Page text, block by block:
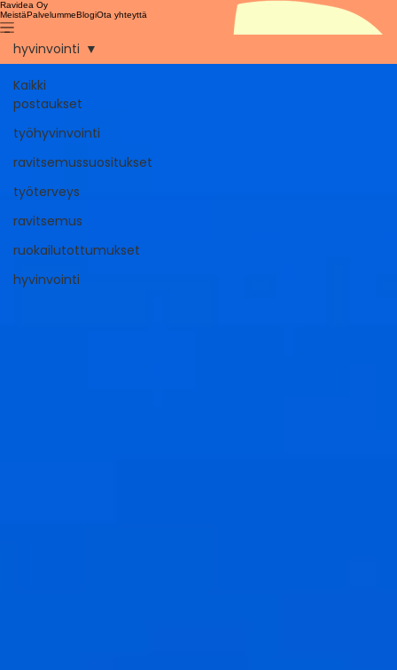
Ravidea Oy
MeistäPalvelummeBlogiOta yhteyttä
Kaikki
postaukset
työhyvinvointi
ravitsemussuositukset
työterveys
ravitsemus
ruokailutottumukset
hyvinvointi
hyvinvointi